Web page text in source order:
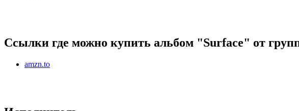
Ссылки где можно купить альбом "Surface" от
amzn.to